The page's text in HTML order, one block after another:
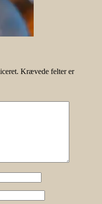
Krævede felter er